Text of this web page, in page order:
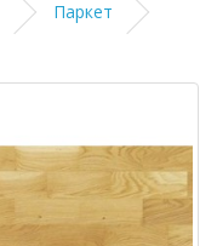
Паркет